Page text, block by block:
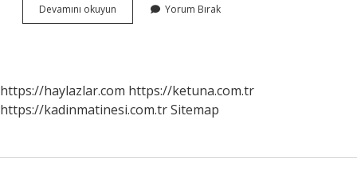
Devamını okuyun
Faktör
Yorum Bırak
https://haylazlar.com https://ketuna.com.tr
https://kadinmatinesi.com.trSitemap